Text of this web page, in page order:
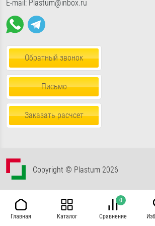
E-mail: Plastum@inbox.ru
Обратный звонок
Письмо
Заказать расчсет
Copyright © Plastum 2026
Главная Каталог
0
Сравнение